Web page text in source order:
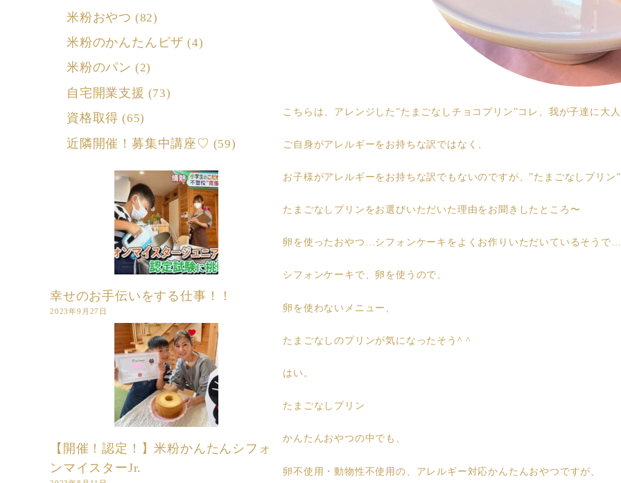
こちらは、アレンジした”たまごなしチョコプリン”コレ、我が子達に大
ご自身がアレルギーをお持ちな訳ではなく、
お子様がアレルギーをお持ちな訳でもないのですが、”たまごなしプリン”
たまごなしプリンをお選びいただいた理由をお聞きしたところ〜
卵を使ったおやつ…シフォンケーキをよくお作りいただいているそうで…
シフォンケーキで、卵を使うので、
卵を使わないメニュー、
たまごなしのプリンが気になったそう^ ^
はい。
たまごなしプリン
かんたんおやつの中でも、
卵不使用・動物性不使用の、アレルギー対応かんたんおやつですが、
米粉おやつ (82)
米粉のかんたんピザ (4)
米粉のパン (2)
自宅開業支援 (73)
資格取得 (65)
近隣開催！募集中講座♡ (59)
幸せのお手伝いをする仕事！！
2023年9月27日
【開催！認定！】米粉かんたんシフォ
ンマイスターJr.